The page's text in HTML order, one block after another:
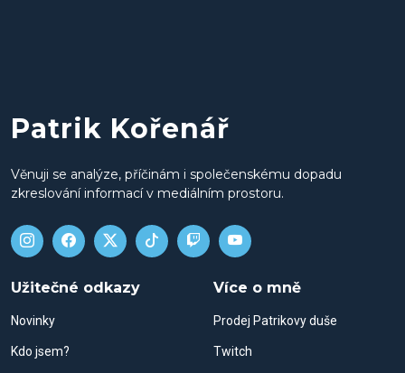
Patrik Kořenář
Věnuji se analýze, příčinám i společenskému dopadu
zkreslování informací v mediálním prostoru.
Užitečné odkazy
Novinky
Kdo jsem?
Více o mně
Prodej Patrikovy duše
Twitch